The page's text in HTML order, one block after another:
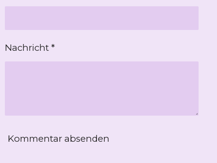
Nachricht *
Kommentar absenden